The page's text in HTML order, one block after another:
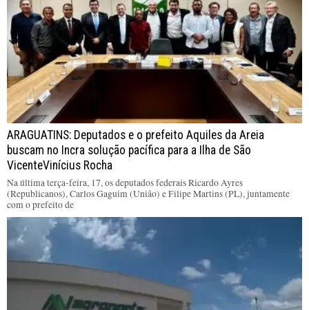
ARAGUATINS: Deputados e o prefeito Aquiles da Areia
buscam no Incra solução pacífica para a Ilha de São
VicenteVinícius Rocha
Na última terça-feira, 17, os deputados federais Ricardo Ayres
(Republicanos), Carlos Gaguim (União) e Filipe Martins (PL), juntamente
com o prefeito de